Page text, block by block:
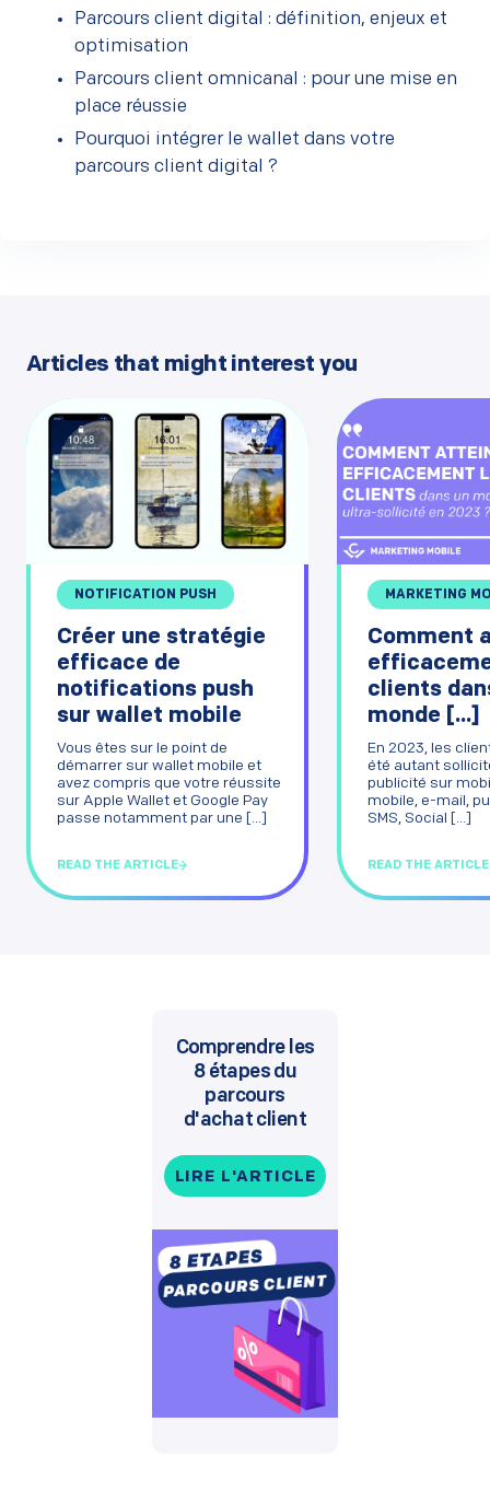
Parcours client digital : définition, enjeux et
optimisation
Parcours client omnicanal : pour une mise en
place réussie
Pourquoi intégrer le wallet dans votre
parcours client digital ?
Articles that might interest you
NOTIFICATION PUSH
Créer une stratégie
efficace de
notifications push
sur wallet mobile
Vous êtes sur le point de
démarrer sur wallet mobile et
avez compris que votre réussite
sur Apple Wallet et Google Pay
passe notamment par une [...]
READ THE ARTICLE
MARKETING
Comment
clients
monde [...]
En 2023, les
été autant
publicité sur
mobile, e-mail,
SMS, Social [...]
READ THE ARTICLE
Comprendre les
8 étapes du
parcours
d'achat client
LIRE L'ARTICLE